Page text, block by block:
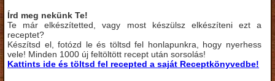
Írd meg nekünk Te!
Te már elkészítetted, vagy most készülsz elkészíteni ezt a
receptet?
Készítsd el, fotózd le és töltsd fel honlapunkra, hogy nyerhess
vele! Minden 1000 új feltöltött recept után sorsolás!
Kattints ide és töltsd fel recepted a saját Receptkönyvedbe!